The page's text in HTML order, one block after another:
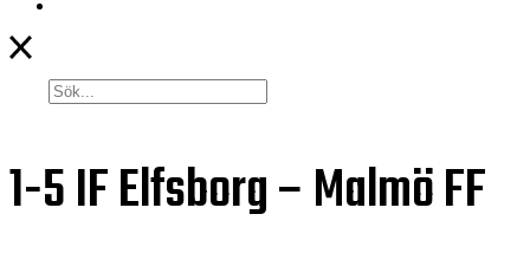
1-5IF Elfsborg – Malmö FF